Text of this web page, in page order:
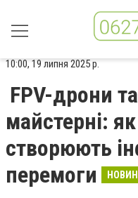
10:00, 19 липня 2025 р.
FPV-дрони
майстерні:
створюють
перемоги